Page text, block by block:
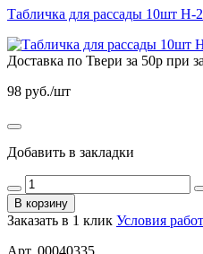
Табличка для рассады 10шт H-
Доставка по Твери за 50р при
98 руб./шт
Добавить в закладки
В корзину
Заказать в 1 клик Условия
Арт. 00040335